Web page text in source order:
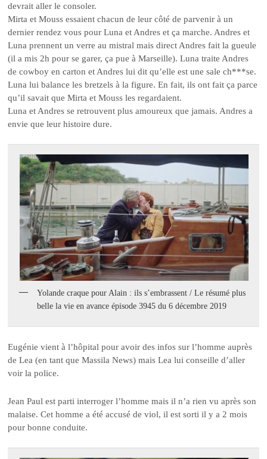
devrait aller le consoler.
Mirta et Mouss essaient chacun de leur côté de parvenir à un
dernier rendez vous pour Luna et Andres et ça marche. Andres et
Luna prennent un verre au mistral mais direct Andres fait la gueule
(il a mis 2h pour se garer, ça pue à Marseille). Luna traite Andres
de cowboy en carton et Andres lui dit qu’elle est une sale ch***se.
Luna lui balance les bretzels à la figure. En fait, ils ont fait ça parce
qu’il savait que Mirta et Mouss les regardaient.
Luna et Andres se retrouvent plus amoureux que jamais. Andres a
envie que leur histoire dure.
Yolande craque pour Alain : ils s’embrassent / Le résumé plus
belle la vie en avance épisode 3945 du 6 décembre 2019
Eugénie vient à l’hôpital pour avoir des infos sur l’homme auprès
de Lea (en tant que Massila News) mais Lea lui conseille d’aller
voir la police.
Jean Paul est parti interroger l’homme mais il n’a rien vu après son
malaise. Cet homme a été accusé de viol, il est sorti il y a 2 mois
pour bonne conduite.